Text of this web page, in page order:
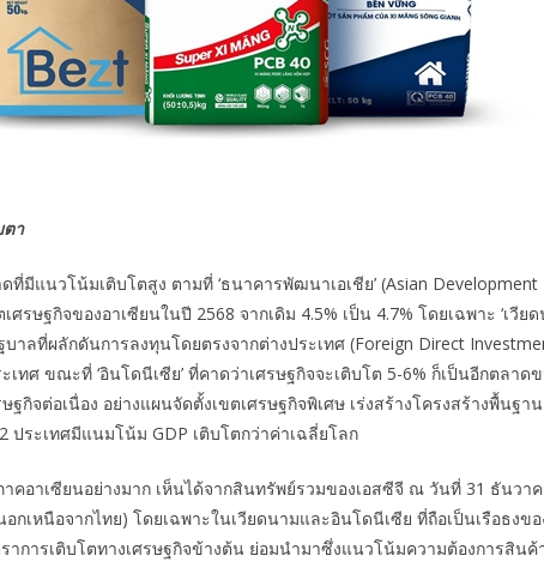
า
ที่มีแนวโน้มเติบโตสูง ตามที่ ‘ธนาคารพัฒนาเอเชีย’ (Asian Development
รษฐกิจของอาเซียนในปี 2568 จากเดิม 4.5% เป็น 4.7% โดยเฉพาะ ‘เวีย
บาลที่ผลักดันการลงทุนโดยตรงจากต่างประเทศ (Foreign Direct
ทศ ขณะที่ ‘อินโดนีเซีย’ ที่คาดว่าเศรษฐกิจจะเติบโต 5-6% ก็เป็นอีกตลา
กิจต่อเนื่อง อย่างแผนจัดตั้งเขตเศรษฐกิจพิเศษ เร่งสร้างโครงสร้างพื้นฐา
ประเทศมีแนมโน้ม GDP เติบโตกว่าค่าเฉลี่ยโลก
คอาเซียนอย่างมาก เห็นได้จากสินทรัพย์รวมของเอสซีจี ณ วันที่ 31 ธันวา
กเหนือจากไทย) โดยเฉพาะในเวียดนามและอินโดนีเซีย ที่ถือเป็นเรือธงข
ราการเติบโตทางเศรษฐกิจข้างต้น ย่อมนำมาซึ่งแนวโน้มความต้องการสิน